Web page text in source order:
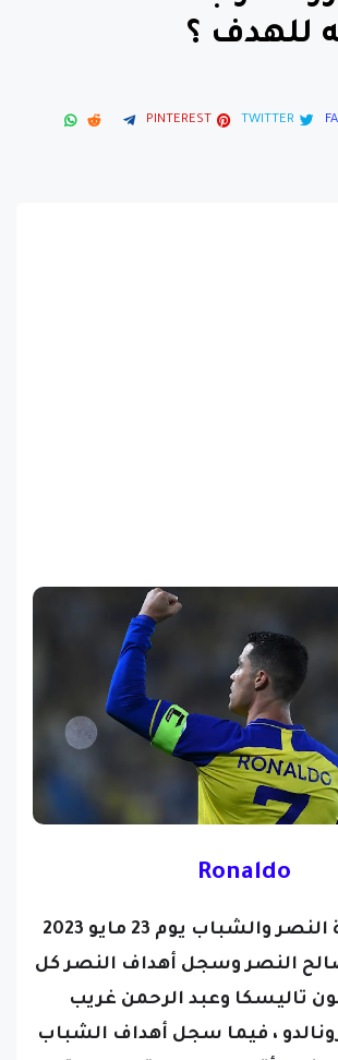
للهدف ؟
TWITTER
PINTEREST
Ronaldo
انتهت مباراة النصر والشباب يوم 23 مايو 2023
3-2 لصالح النصر وسجل أهداف النصر كل
تاليسكا وعبد الرحمن غريب
، فيما سجل أهداف الشباب